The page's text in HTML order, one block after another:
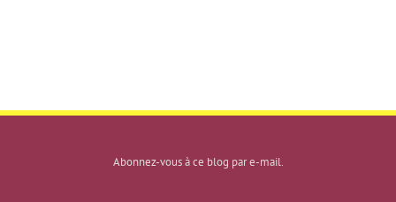
Abonnez-vous à ce blog par e-mail.